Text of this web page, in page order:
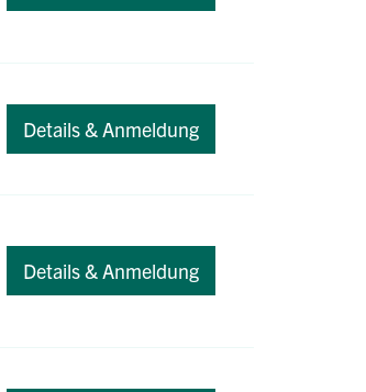
Details & Anmeldung
Details & Anmeldung